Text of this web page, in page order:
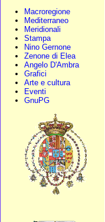
Macroregione
Mediterraneo
Meridionali
Stampa
Nino Gernone
Zenone di Elea
Angelo D'Ambra
Grafici
Arte e cultura
Eventi
GnuPG